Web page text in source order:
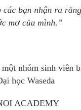
bạn nhận ra
mơ của mình.”
nhóm sinh viên
học Waseda
ACADEMY